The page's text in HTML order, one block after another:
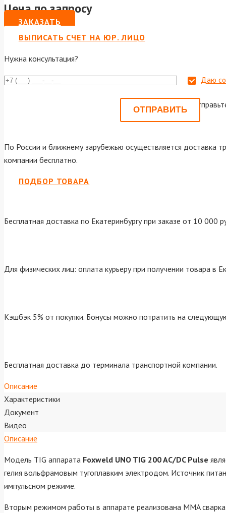
Цена по запросу
ЗАКАЗАТЬ
ВЫПИСАТЬ СЧЕТ НА ЮР. ЛИЦО
Нужна консультация?
Даю
Или
По России и ближнему зарубежью осуществляется доставка
компании бесплатно.
ПОДБОР ТОВАРА
Бесплатная доставка по Екатеринбургу при заказе от 10 000
Для физических лиц: оплата курьеру при получении товара в
Кэшбэк 5% от покупки. Бонусы можно потратить на
Бесплатная доставка до терминала транспортной компании.
Описание
Характеристики
Документ
Видео
Описание
Модель TIG аппарата Foxweld UNO TIG 200 AC/DC Pulse
гелия вольфрамовым тугоплавким электродом. Источник
импульсном режиме.
Вторым режимом работы в аппарате реализована MMA